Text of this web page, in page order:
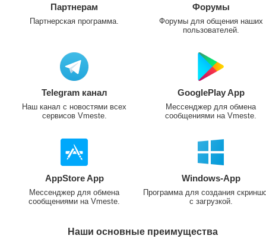
Партнерам
Партнерская программа.
Форумы
Форумы для общения наших
пользователей.
Telegram канал
Наш канал с новостями всех
сервисов Vmeste.
GooglePlay App
Мессенджер для обмена
сообщениями на Vmeste.
AppStore App
Мессенджер для обмена
сообщениями на Vmeste.
Windows-App
Программа для создания
с загрузкой.
Наши основные преимущества